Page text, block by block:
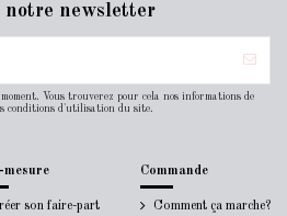
notre newsletter
Vous trouverez pour cela nos informations de
conditions d'utilisation du site.
mesure
son faire-part
Commande
Comment ça marche?